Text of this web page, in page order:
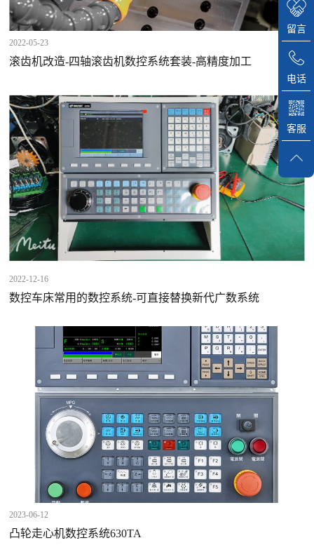
2022-05-23
滚齿机改造-四轴滚齿机数控系统套装-高精度加工
2022-12-16
数控车床常用的数控系统-可直接替换新代广数系统
2023-06-12
凸轮走心机数控系统630TA
留言
电话
客服